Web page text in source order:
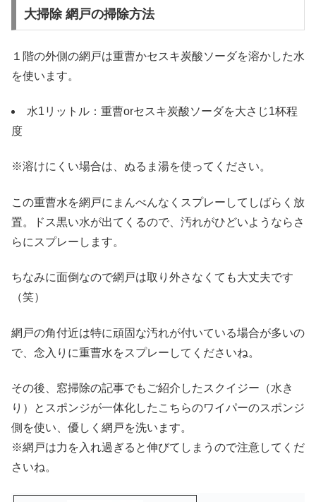
大掃除 網戸の掃除方法
１階の外側の網戸は重曹かセスキ炭酸ソーダを溶かした水
を使います。
水1リットル：重曹orセスキ炭酸ソーダを大さじ1杯程
度
※溶けにくい場合は、ぬるま湯を使ってください。
この重曹水を網戸にまんべんなくスプレーしてしばらく放
置。ドス黒い水が出てくるので、汚れがひどいようならさ
らにスプレーします。
ちなみに面倒なので網戸は取り外さなくても大丈夫です
（笑）
網戸の角付近は特に頑固な汚れが付いている場合が多いの
で、念入りに重曹水をスプレーしてくださいね。
その後、窓掃除の記事でもご紹介したスクイジー（水き
り）とスポンジが一体化したこちらのワイパーのスポンジ
側を使い、優しく網戸を洗います。
※網戸は力を入れ過ぎると伸びてしまうので注意してくだ
さいね。